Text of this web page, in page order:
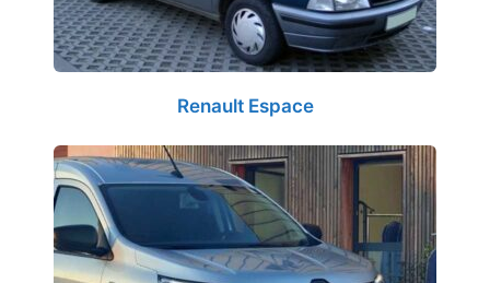
Renault Espace